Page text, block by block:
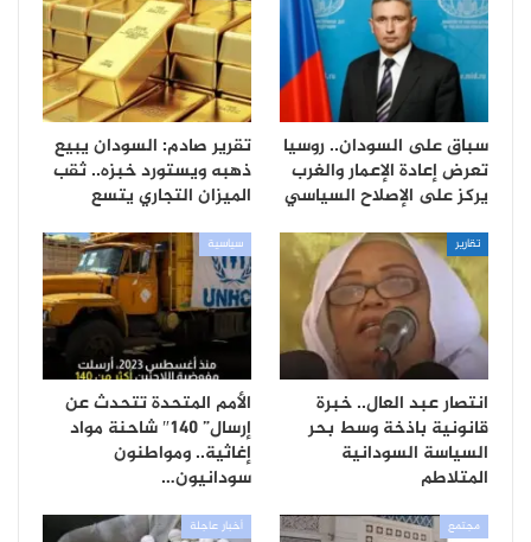
سباق على السودان.. روسيا
تعرض إعادة الإعمار والغرب
يركز على الإصلاح السياسي
تقرير صادم: السودان يبيع
ذهبه ويستورد خبزه.. ثقب
الميزان التجاري يتسع
تقارير
انتصار عبد العال.. خبرة
قانونية باذخة وسط بحر
السياسة السودانية
المتلاطم
سياسية
الأمم المتحدة تتحدث عن
إرسال” 140″ شاحنة مواد
إغاثية.. ومواطنون
سودانيون…
مجتمع أخبار عاجلة